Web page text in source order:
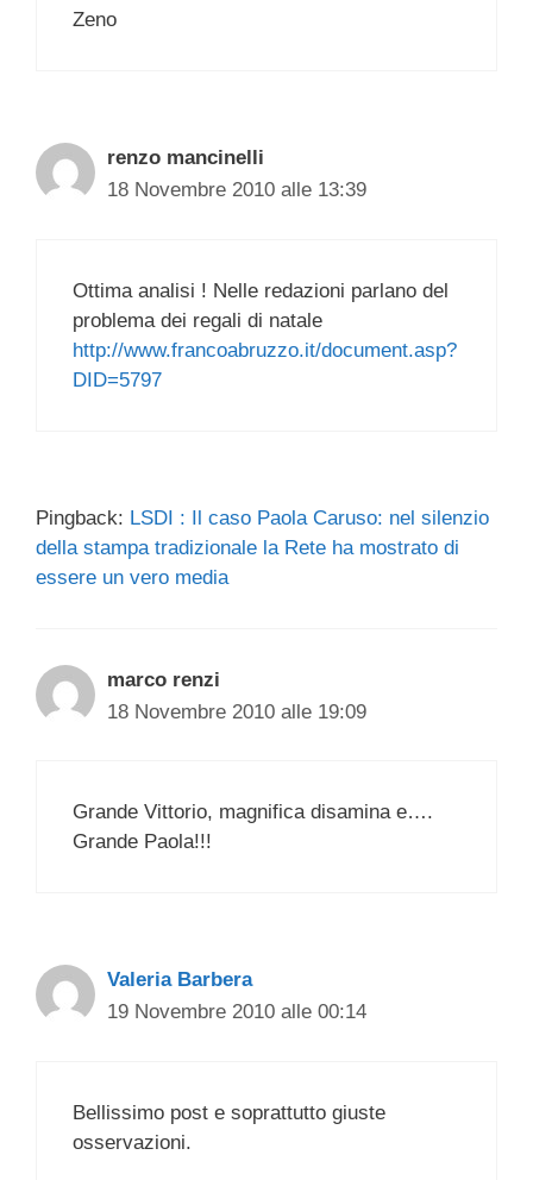
Zeno
renzo mancinelli
18 Novembre 2010 alle 13:39
Ottima analisi ! Nelle redazioni parlano del
problema dei regali di natale
http://www.francoabruzzo.it/document.asp?
DID=5797
Pingback: LSDI : Il caso Paola Caruso: nel silenzio
della stampa tradizionale la Rete ha mostrato di
essere un vero media
marco renzi
18 Novembre 2010 alle 19:09
Grande Vittorio, magnifica disamina e….
Grande Paola!!!
Valeria Barbera
19 Novembre 2010 alle 00:14
Bellissimo post e soprattutto giuste
osservazioni.